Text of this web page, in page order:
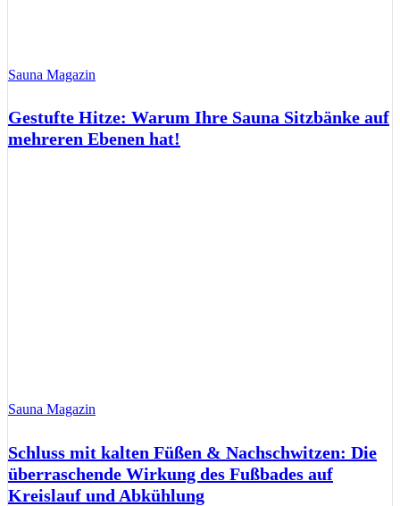
Sauna Magazin
Gestufte Hitze: Warum Ihre Sauna Sitzbänke auf
mehreren Ebenen hat!
Sauna Magazin
Schluss mit kalten Füßen & Nachschwitzen: Die
überraschende Wirkung des Fußbades auf
Kreislauf und Abkühlung